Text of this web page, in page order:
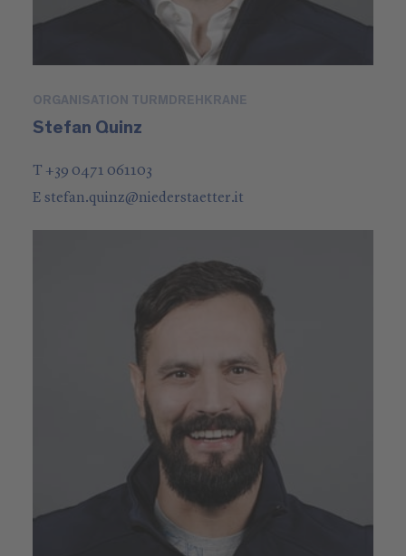
ORGANISATION TURMDREHKRANE
Stefan Quinz
T +39 0471 061103
Estefan.quinz@niederstaetter.it